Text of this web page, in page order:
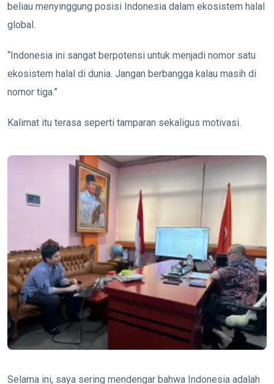
beliau menyinggung posisi Indonesia dalam ekosistem halal
global.
“Indonesia ini sangat berpotensi untuk menjadi nomor satu
ekosistem halal di dunia. Jangan berbangga kalau masih di
nomor tiga.”
Kalimat itu terasa seperti tamparan sekaligus motivasi.
Selama ini, saya sering mendengar bahwa Indonesia adalah